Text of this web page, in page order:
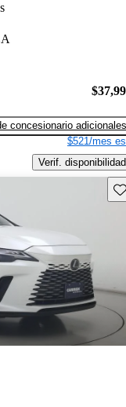
concesionario adicionales
$521/mes
Verif. disponibilidad